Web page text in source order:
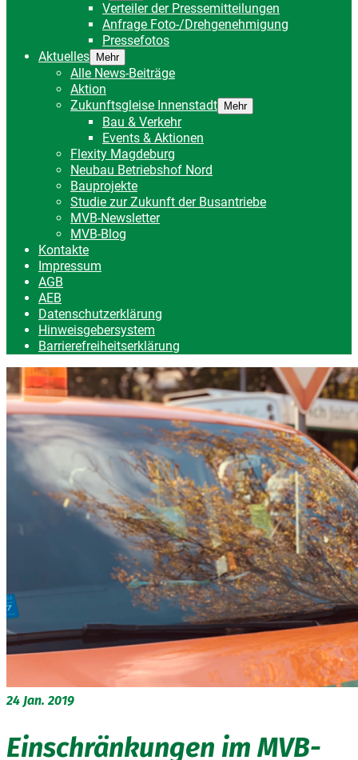
Verteiler der Pressemitteilungen
Anfrage Foto-/Drehgenehmigung
Pressefotos
Aktuelles
Mehr
Alle News-Beiträge
Aktion
Zukunftsgleise Innenstadt
Mehr
Bau & Verkehr
Events & Aktionen
Flexity Magdeburg
Neubau Betriebshof Nord
Bauprojekte
Studie zur Zukunft der Busantriebe
MVB-Newsletter
MVB-Blog
Kontakte
Impressum
AGB
AEB
Datenschutzerklärung
Hinweisgebersystem
Barrierefreiheitserklärung
24 Jan. 2019
Einschränkungen im MVB-